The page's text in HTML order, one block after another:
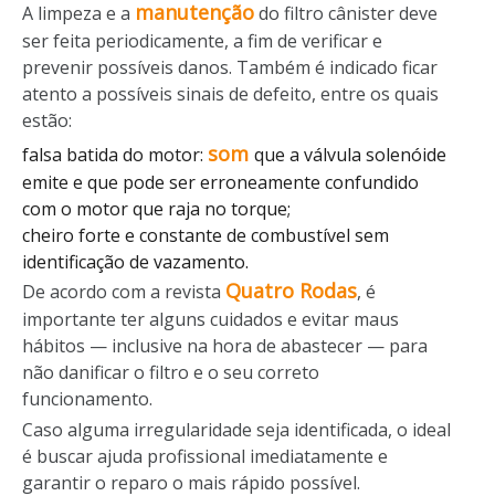
A limpeza e a manutençãodo filtro cânister deve
ser feita periodicamente, a fim de verificar e
prevenir possíveis danos. Também é indicado ficar
atento a possíveis sinais de defeito, entre os quais
estão:
falsa batida do motor: som que a válvula solenóide
emite e que pode ser erroneamente confundido
com o motor que raja no torque;
cheiro forte e constante de combustível sem
identificação de vazamento.
De acordo com a revista Quatro Rodas, é
importante ter alguns cuidados e evitar maus
hábitos — inclusive na hora de abastecer — para
não danificar o filtro e o seu correto
funcionamento.
Caso alguma irregularidade seja identificada, o ideal
é buscar ajuda profissional imediatamente e
garantir o reparo o mais rápido possível.